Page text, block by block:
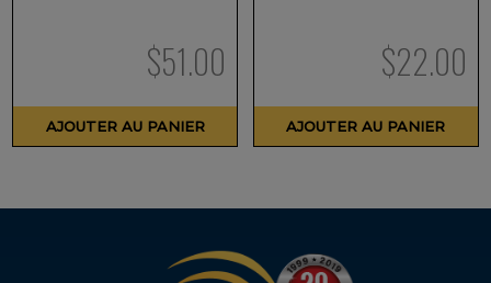
$51.00
AJOUTER AU PANIER
$22.00
AJOUTER AU PANIER